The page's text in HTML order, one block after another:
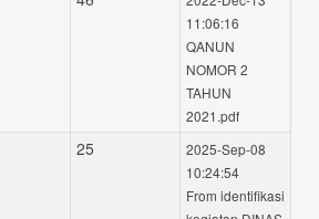
11:06:16
QANUN
NOMOR 2
TAHUN
2021.pdf
25
2025-Sep-08
10:24:54
From identifikasi